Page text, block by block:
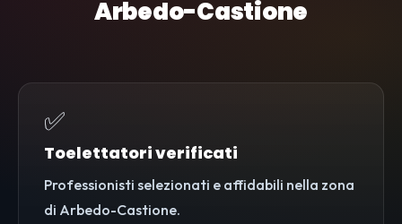
Arbedo-Castione
✅
Toelettatori verificati
Professionisti selezionati e affidabili nella zona
di Arbedo-Castione.